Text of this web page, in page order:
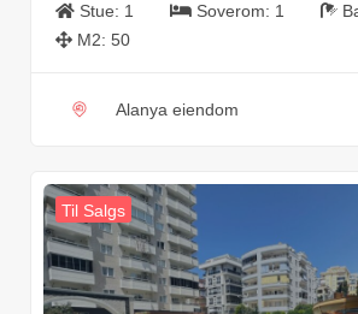
Stue: 1 Soverom: 1
M2: 50
Alanya eiendom
Til Salgs